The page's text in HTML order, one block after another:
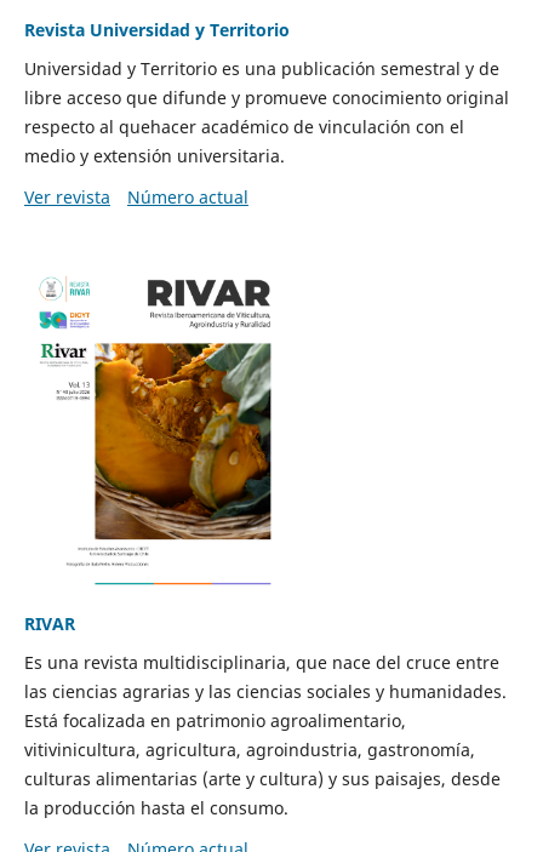
Revista Universidad y Territorio
Universidad y Territorio es una publicación semestral y de
libre acceso que difunde y promueve conocimiento original
respecto al quehacer académico de vinculación con el
medio y extensión universitaria.
Ver revista
Número actual
RIVAR
Es una revista multidisciplinaria, que nace del cruce entre
las ciencias agrarias y las ciencias sociales y humanidades.
Está focalizada en patrimonio agroalimentario,
vitivinicultura, agricultura, agroindustria, gastronomía,
culturas alimentarias (arte y cultura) y sus paisajes, desde
la producción hasta el consumo.